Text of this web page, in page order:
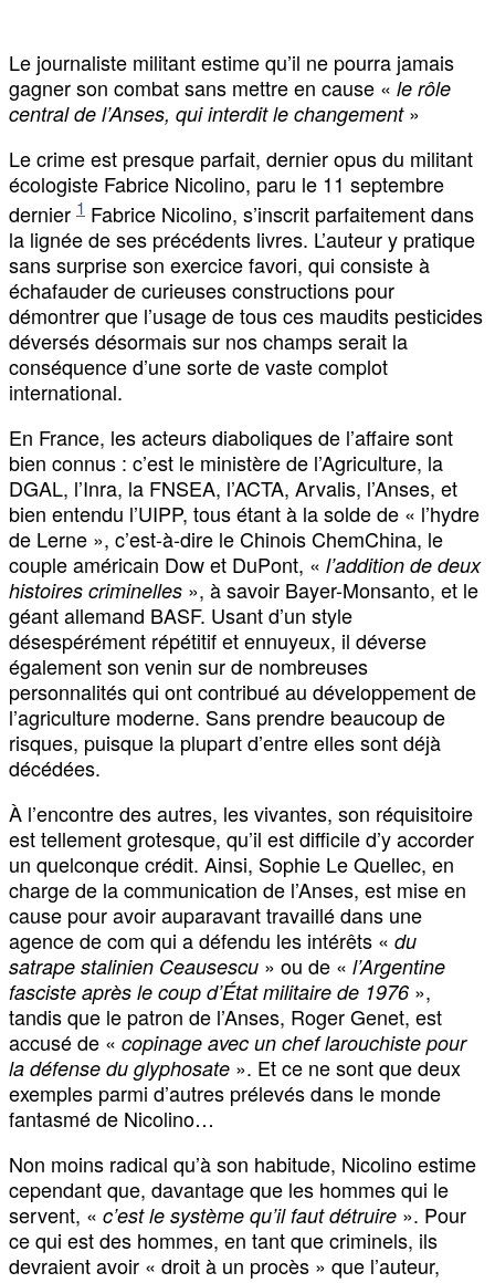
Le journaliste militant estime qu’il ne pourra jamais
gagner son combat sans mettre en cause « le rôle
central de l’Anses, qui interdit le changement»
Le crime est presque parfait, dernier opus du militant
écologiste Fabrice Nicolino, paru le 11 septembre
dernier 1 Fabrice Nicolino, s’inscrit parfaitement dans
la lignée de ses précédents livres. L’auteur y pratique
sans surprise son exercice favori, qui consiste à
échafauder de curieuses constructions pour
démontrer que l’usage de tous ces maudits pesticides
déversés désormais sur nos champs serait la
conséquence d’une sorte de vaste complot
international.
En France, les acteurs diaboliques de l’affaire sont
bien connus : c’est le ministère de l’Agriculture, la
DGAL, l’Inra, la FNSEA, l’ACTA, Arvalis, l’Anses, et
bien entendu l’UIPP, tous étant à la solde de « l’hydre
de Lerne », c’est-à-dire le Chinois ChemChina, le
couple américain Dow et DuPont, « l’addition de deux
histoires criminelles », à savoir Bayer-Monsanto, et le
géant allemand BASF. Usant d’un style
désespérément répétitif et ennuyeux, il déverse
également son venin sur de nombreuses
personnalités qui ont contribué au développement de
l’agriculture moderne. Sans prendre beaucoup de
risques, puisque la plupart d’entre elles sont déjà
décédées.
À l’encontre des autres, les vivantes, son réquisitoire
est tellement grotesque, qu’il est difficile d’y accorder
un quelconque crédit. Ainsi, Sophie Le Quellec, en
charge de la communication de l’Anses, est mise en
cause pour avoir auparavant travaillé dans une
agence de com qui a défendu les intérêts « du
satrape stalinien Ceausescu » ou de « l’Argentine
fasciste après le coup d’État militaire de 1976 »,
tandis que le patron de l’Anses, Roger Genet, est
accusé de « copinage avec un chef larouchiste pour
la défense du glyphosate ». Et ce ne sont que deux
exemples parmi d’autres prélevés dans le monde
fantasmé de Nicolino…
Non moins radical qu’à son habitude, Nicolino estime
cependant que, davantage que les hommes qui le
servent, « c’est le système qu’il faut détruire ». Pour
ce qui est des hommes, en tant que criminels, ils
devraient avoir « droit à un procès » que l’auteur,